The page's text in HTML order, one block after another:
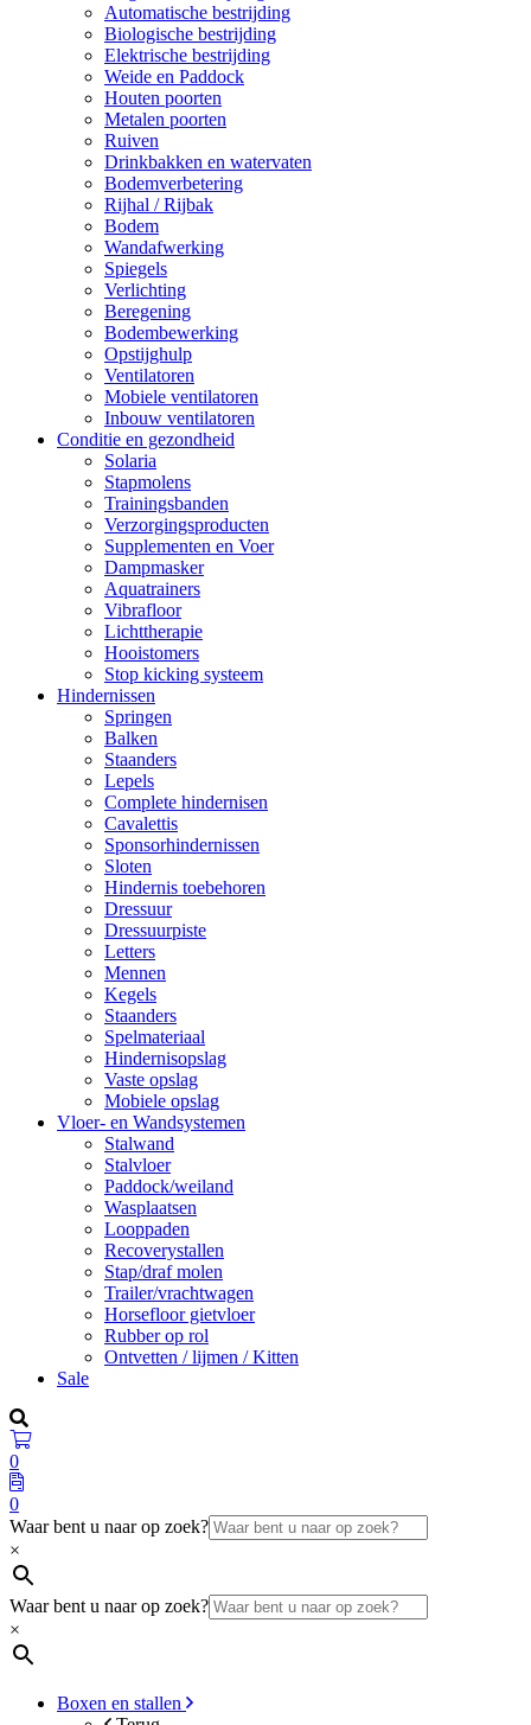
Automatische bestrijding
Biologische bestrijding
Elektrische bestrijding
Weide en Paddock
Houten poorten
Metalen poorten
Ruiven
Drinkbakken en watervaten
Bodemverbetering
Rijhal / Rijbak
Bodem
Wandafwerking
Spiegels
Verlichting
Beregening
Bodembewerking
Opstijghulp
Ventilatoren
Mobiele ventilatoren
Inbouw ventilatoren
Conditie en gezondheid
Solaria
Stapmolens
Trainingsbanden
Verzorgingsproducten
Supplementen en Voer
Dampmasker
Aquatrainers
Vibrafloor
Lichttherapie
Hooistomers
Stop kicking systeem
Hindernissen
Springen
Balken
Staanders
Lepels
Complete hindernisen
Cavalettis
Sponsorhindernissen
Sloten
Hindernis toebehoren
Dressuur
Dressuurpiste
Letters
Mennen
Kegels
Staanders
Spelmateriaal
Hindernisopslag
Vaste opslag
Mobiele opslag
Vloer- en Wandsystemen
Stalwand
Stalvloer
Paddock/weiland
Wasplaatsen
Looppaden
Recoverystallen
Stap/draf molen
Trailer/vrachtwagen
Horsefloor gietvloer
Rubber op rol
Ontvetten / lijmen / Kitten
Sale
0
0
Waar bent u naar op zoek?
×
Waar bent u naar op zoek?
×
Boxen en stallen